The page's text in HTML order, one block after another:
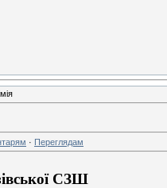
· Переглядам
СЗШ